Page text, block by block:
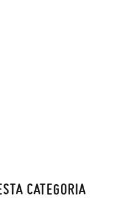
CATEGORIA